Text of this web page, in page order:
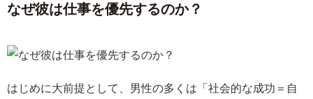
なぜ彼は仕事を優先するのか？
はじめに大前提として、男性の多くは「社会的な成功＝自